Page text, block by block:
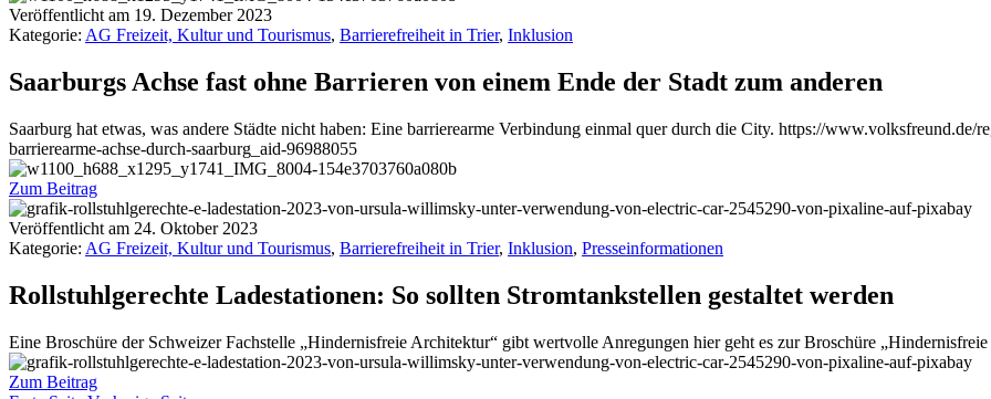
Veröffentlicht am 19. Dezember 2023
Kategorie: AG Freizeit, Kultur und Tourismus, Barrierefreiheit in Trier, Inklusion
Saarburgs Achse fast ohne Barrieren von einem Ende der Stadt zum anderen
Saarburg hat etwas, was andere Städte nicht haben: Eine barrierearme Verbindung einmal quer durch die City. https://
barrierearme-achse-durch-saarburg_aid-96988055
Zum Beitrag
Veröffentlicht am 24. Oktober 2023
Kategorie: AG Freizeit, Kultur und Tourismus, Barrierefreiheit in Trier, Inklusion, Presseinformationen
Rollstuhlgerechte Ladestationen: So sollten Stromtankstellen gestaltet werden
Eine Broschüre der Schweizer Fachstelle „Hindernisfreie Architektur“ gibt wertvolle Anregungen hier geht es zur Broschüre
Zum Beitrag